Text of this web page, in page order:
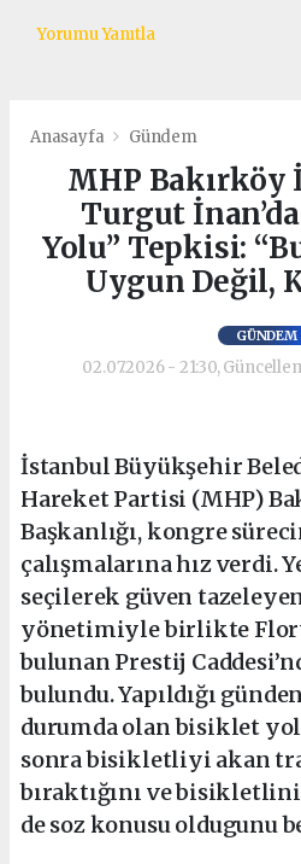
Yorumu Yanıtla
Anasayfa Gündem
MHP Bakırköy
Turgut
Yolu” Tepkisi:
Uygun Değil,
GÜNDEM
02.07.2026 - 21:30,
İstanbul Büyükşehir
Hareket Partisi (MHP)
Başkanlığı, kongre
çalışmalarına hız verdi.
seçilerek güven
yönetimiyle birlikte
bulunan Prestij
bulundu. Yapıldığı
durumda olan bisiklet
sonra bisikletliyi akan
bıraktığını ve
de soz konusu oldugunu